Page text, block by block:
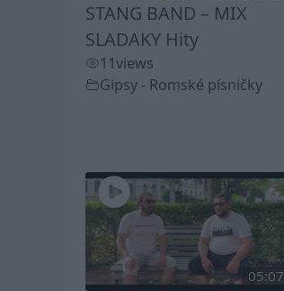
STANG BAND – MIX
SLADAKY Hity
11views
Gipsy - Romské písničky
05:07